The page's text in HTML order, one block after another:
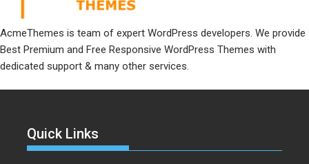
AcmeThemes is team of expert WordPress developers. We provide
Best Premium and Free Responsive WordPress Themes with
dedicated support & many other services.
Quick Links